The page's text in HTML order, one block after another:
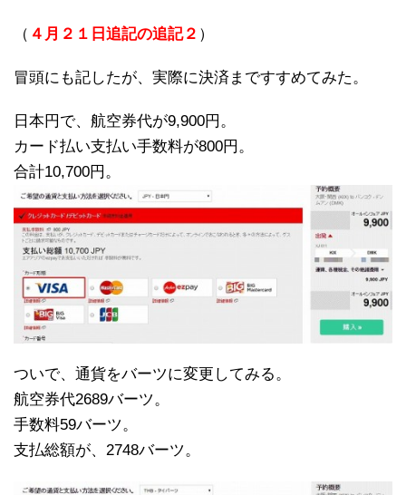
（ ４月２１日追記の追記２ ）
冒頭にも記したが、実際に決済まですすめてみた。
日本円で、航空券代が9,900円。
カード払い支払い手数料が800円。
合計10,700円。
ついで、通貨をバーツに変更してみる。
航空券代2689バーツ。
手数料59バーツ。
支払総額が、2748バーツ。